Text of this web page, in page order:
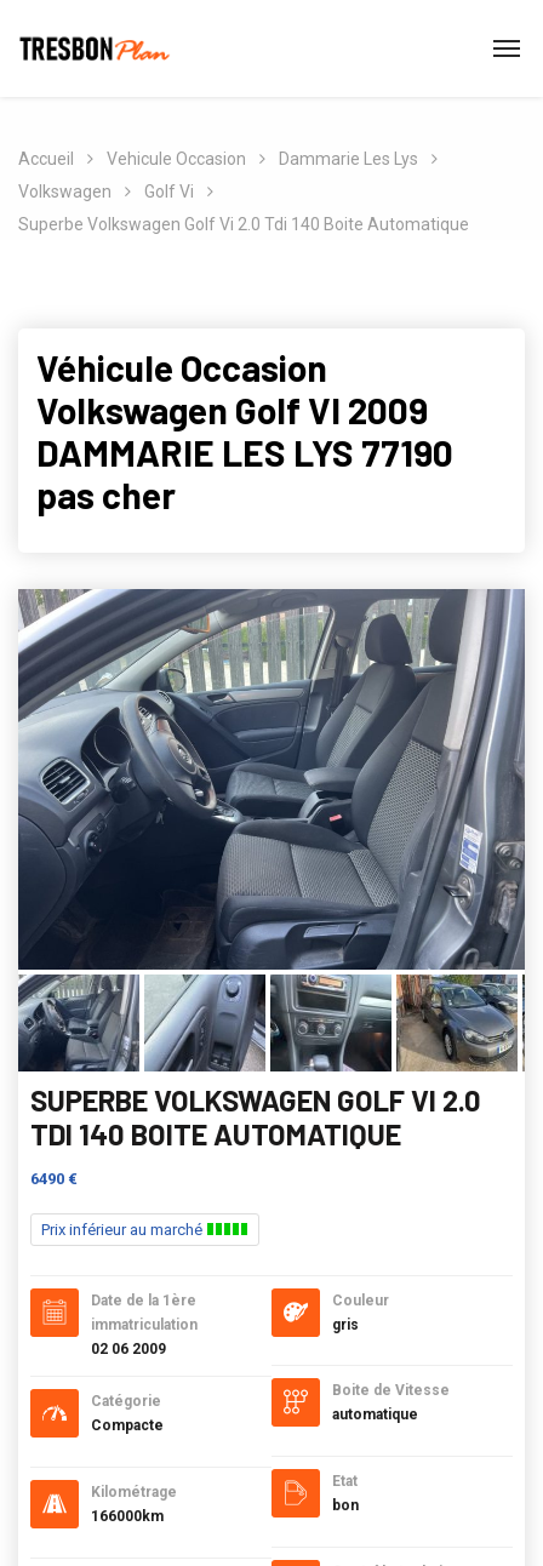
Accueil Vehicule Occasion
Dammarie Les Lys
Volkswagen
Golf Vi
Superbe Volkswagen Golf Vi 2.0 Tdi 140 Boite Automatique
Véhicule Occasion
Volkswagen Golf VI 2009
DAMMARIE LES LYS 77190
pas cher
SUPERBE VOLKSWAGEN GOLF VI 2.0
TDI 140 BOITE AUTOMATIQUE
6490 €
Prix inférieur au marché
Date de la 1ère
immatriculation
02 06 2009
Catégorie
Compacte
Kilométrage
166000km
Couleur
gris
Boite de Vitesse
automatique
Etat
bon